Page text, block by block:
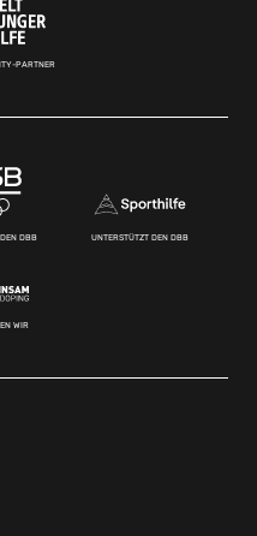
PARTNER
DBB UNTERSTÜTZT DEN DBB
WIR